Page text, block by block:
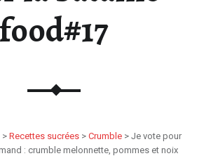
food#17
> Recettes sucrées > Crumble > Je vote pour
: crumble melonnette, pommes et noix